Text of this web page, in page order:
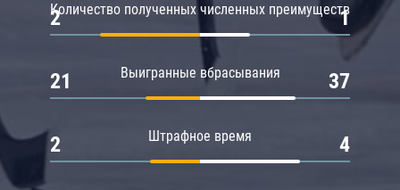
Количество полученных численных преимуществ
2 1
Выигранные вбрасывания
21 37
Штрафное время
2 4